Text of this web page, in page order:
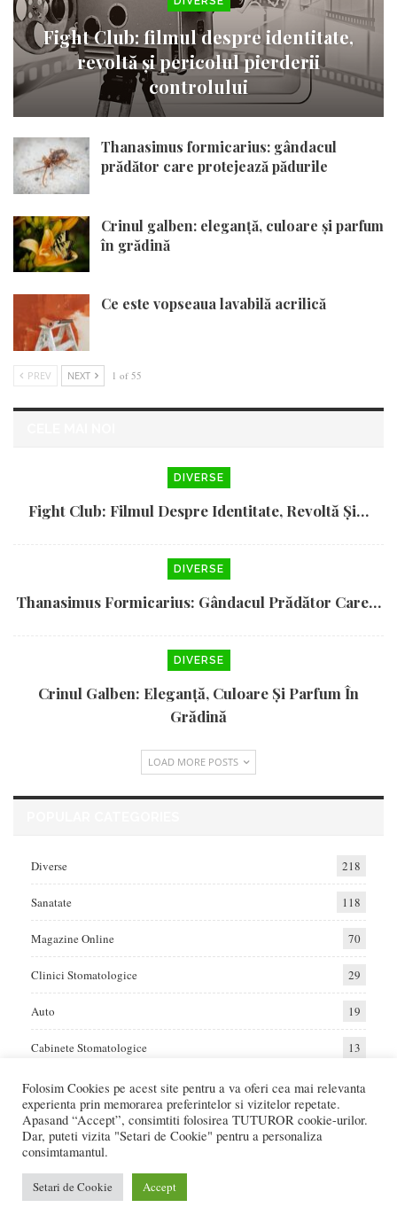
Fight Club: filmul despre identitate,
revoltă și pericolul pierderii
controlului
Thanasimus formicarius: gândacul
prădător care protejează pădurile
Crinul galben: eleganță, culoare și parfum
în grădină
Ce este vopseaua lavabilă acrilică
PREV NEXT 1 of 55
DIVERSE
Fight Club: Filmul Despre Identitate, Revoltă Și…
DIVERSE
Thanasimus Formicarius: Gândacul Prădător Care…
DIVERSE
Crinul Galben: Eleganță, Culoare Și Parfum În
Grădină
LOAD MORE POSTS
Diverse 218
Sanatate 118
Magazine Online 70
Clinici Stomatologice 29
Auto 19
Cabinete Stomatologice 13
Home Auto Diverse Sanatate
Va raportam cele mai bune oferte de servicii si produse din Romania. Recenzii
Online care va ajuta sa faceti cea mai buna alegere.
Folosim Cookies pe acest site pentru a va oferi cea mai relevanta
experienta prin memorarea preferintelor si vizitelor repetate.
Apasand “Accept”, consimtiti folosirea TUTUROR cookie-urilor.
Dar, puteti vizita "Setari de Cookie" pentru a personaliza
consimtamantul.
Setari de Cookie Accept